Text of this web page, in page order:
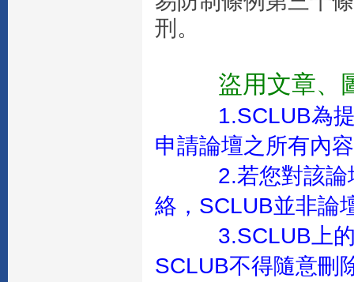
刑。
盜用文章、
1.SCLUB為
申請論壇之所有內
2.若您對該
絡，SCLUB並非論
3.SCLUB上
SCLUB不得隨意刪